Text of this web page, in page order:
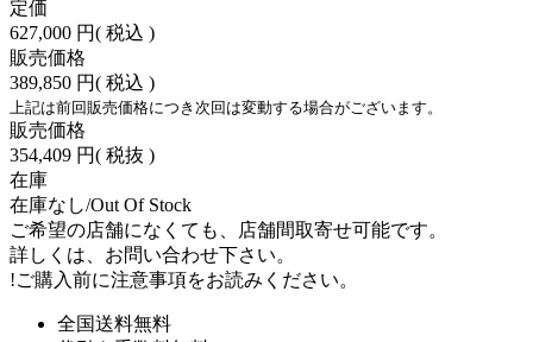
定価
627,000 円( 税込 )
販売価格
389,850 円( 税込 )
上記は前回販売価格につき次回は変動する場合がございます。
販売価格
354,409 円( 税抜 )
在庫
在庫なし/Out Of Stock
ご希望の店舗になくても、店舗間取寄せ可能です。
詳しくは、お問い合わせ下さい。
!ご購入前に注意事項をお読みください。
全国送料無料